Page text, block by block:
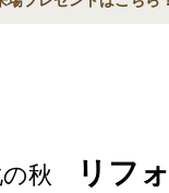
の秋 リフ